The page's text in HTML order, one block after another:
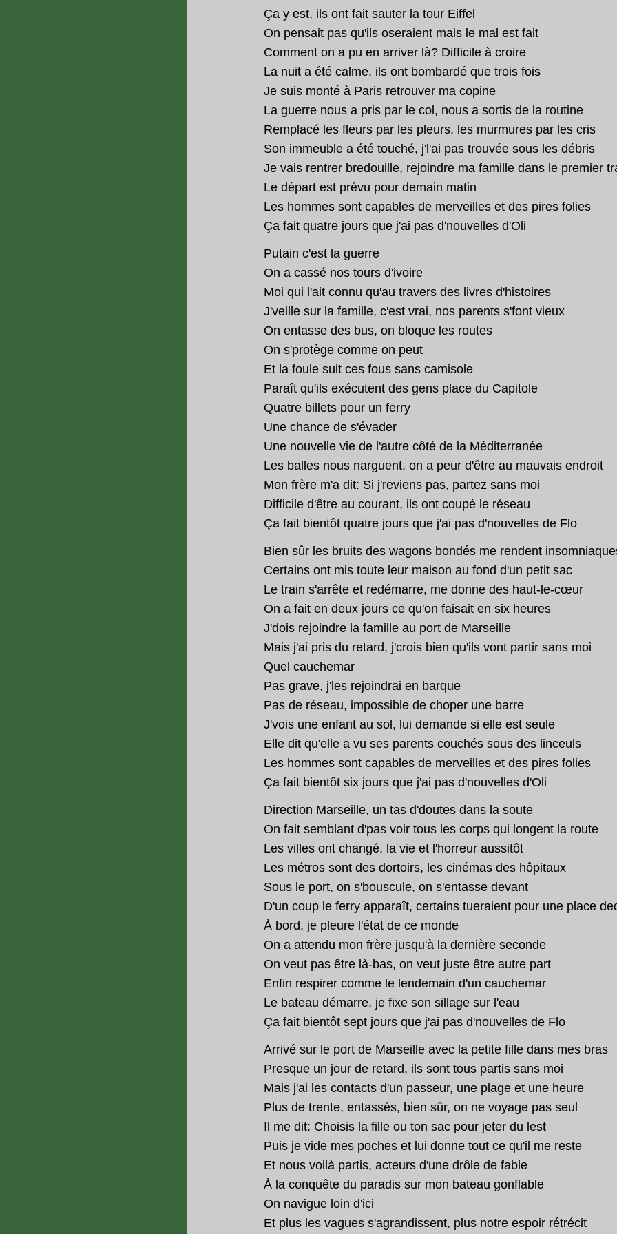
Ça y est, ils ont fait sauter la tour Eiffel
On pensait pas qu'ils oseraient mais le mal est fait
Comment on a pu en arriver là? Difficile à croire
La nuit a été calme, ils ont bombardé que trois fois
Je suis monté à Paris retrouver ma copine
La guerre nous a pris par le col, nous a sortis de la routine
Remplacé les fleurs par les pleurs, les murmures par les cris
Son immeuble a été touché, j'l'ai pas trouvée sous les débris
Je vais rentrer bredouille, rejoindre ma famille dans le premier
Le départ est prévu pour demain matin
Les hommes sont capables de merveilles et des pires folies
Ça fait quatre jours que j'ai pas d'nouvelles d'Oli
Putain c'est la guerre
On a cassé nos tours d'ivoire
Moi qui l'ait connu qu'au travers des livres d'histoires
J'veille sur la famille, c'est vrai, nos parents s'font vieux
On entasse des bus, on bloque les routes
On s'protège comme on peut
Et la foule suit ces fous sans camisole
Paraît qu'ils exécutent des gens place du Capitole
Quatre billets pour un ferry
Une chance de s'évader
Une nouvelle vie de l'autre côté de la Méditerranée
Les balles nous narguent, on a peur d'être au mauvais endroit
Mon frère m'a dit: Si j'reviens pas, partez sans moi
Difficile d'être au courant, ils ont coupé le réseau
Ça fait bientôt quatre jours que j'ai pas d'nouvelles de Flo
Bien sûr les bruits des wagons bondés me rendent
Certains ont mis toute leur maison au fond d'un petit sac
Le train s'arrête et redémarre, me donne des haut-le-cœur
On a fait en deux jours ce qu'on faisait en six heures
J'dois rejoindre la famille au port de Marseille
Mais j'ai pris du retard, j'crois bien qu'ils vont partir sans moi
Quel cauchemar
Pas grave, j'les rejoindrai en barque
Pas de réseau, impossible de choper une barre
J'vois une enfant au sol, lui demande si elle est seule
Elle dit qu'elle a vu ses parents couchés sous des linceuls
Les hommes sont capables de merveilles et des pires folies
Ça fait bientôt six jours que j'ai pas d'nouvelles d'Oli
Direction Marseille, un tas d'doutes dans la soute
On fait semblant d'pas voir tous les corps qui longent la route
Les villes ont changé, la vie et l'horreur aussitôt
Les métros sont des dortoirs, les cinémas des hôpitaux
Sous le port, on s'bouscule, on s'entasse devant
D'un coup le ferry apparaît, certains tueraient pour une place
À bord, je pleure l'état de ce monde
On a attendu mon frère jusqu'à la dernière seconde
On veut pas être là-bas, on veut juste être autre part
Enfin respirer comme le lendemain d'un cauchemar
Le bateau démarre, je fixe son sillage sur l'eau
Ça fait bientôt sept jours que j'ai pas d'nouvelles de Flo
Arrivé sur le port de Marseille avec la petite fille dans mes bras
Presque un jour de retard, ils sont tous partis sans moi
Mais j'ai les contacts d'un passeur, une plage et une heure
Plus de trente, entassés, bien sûr, on ne voyage pas seul
Il me dit: Choisis la fille ou ton sac pour jeter du lest
Puis je vide mes poches et lui donne tout ce qu'il me reste
Et nous voilà partis, acteurs d'une drôle de fable
À la conquête du paradis sur mon bateau gonflable
On navigue loin d'ici
Et plus les vagues s'agrandissent, plus notre espoir rétrécit